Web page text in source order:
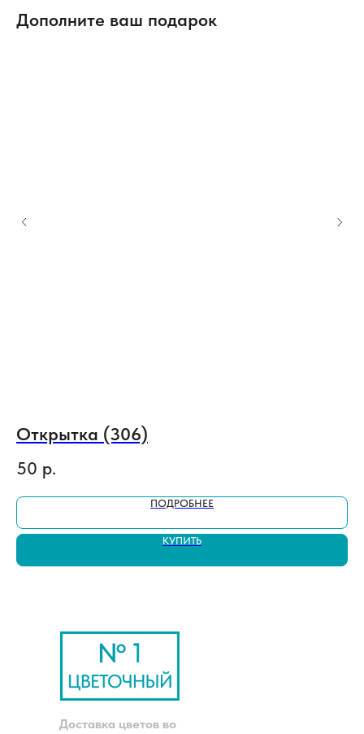
Дополните ваш подарок
Открытка (306)
50 р.
ПОДРОБНЕЕ
КУПИТЬ
Доставка цветов во